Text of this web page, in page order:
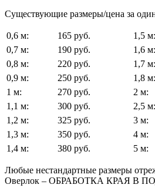
Существующие размеры/цена за
0,6 м:
165 руб.
0,7 м:
190 руб.
0,8 м:
220 руб.
0,9 м:
250 руб.
1 м:
270 руб.
1,1 м:
300 руб.
1,2 м:
325 руб.
1,3 м:
350 руб.
1,4 м:
380 руб.
1,5 м:
1,6 м:
1,7 м:
1,8 м:
2 м:
2,5 м:
3 м:
4 м:
5 м:
Любые нестандартные размеры
Оверлок – ОБРАБОТКА КРАЯ В